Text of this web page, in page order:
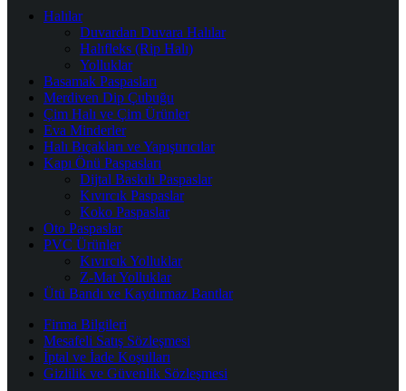
Halılar
Duvardan Duvara Halılar
Halıfleks (Rip Halı)
Yolluklar
Basamak Paspasları
Merdiven Dip Çubuğu
Çim Halı ve Çim Ürünler
Eva Minderler
Halı Bıçakları ve Yapıştırıcılar
Kapı Önü Paspasları
Dijtal Baskılı Paspaslar
Kıvırcık Paspaslar
Koko Paspaslar
Oto Paspaslar
PVC Ürünler
Kıvırcık Yolluklar
Z-Mat Yolluklar
Ütü Bandı ve Kaydırmaz Bantlar
Firma Bilgileri
Mesafeli Satış Sözleşmesi
İptal ve İade Koşulları
Gizlilik ve Güvenlik Sözleşmesi